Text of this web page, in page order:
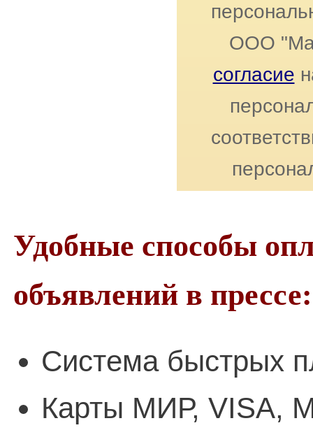
ООО
согласие
Удобные способы
объявлений в прессе:
Система быстрых
Карты МИР, VISA,